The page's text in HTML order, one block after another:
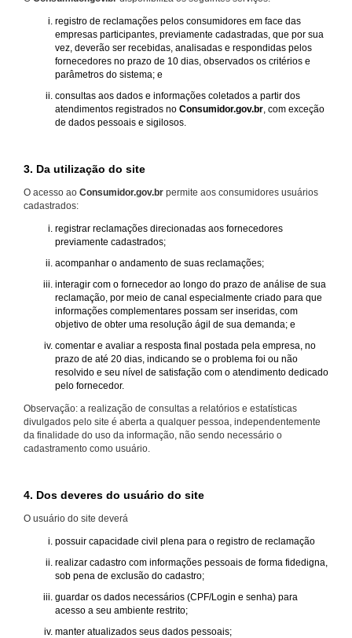
registro de reclamações pelos consumidores em face das
empresas participantes, previamente cadastradas, que por sua
vez, deverão ser recebidas, analisadas e respondidas pelos
fornecedores no prazo de 10 dias, observados os critérios e
parâmetros do sistema; e
consultas aos dados e informações coletados a partir dos
atendimentos registrados no Consumidor.gov.br , com exceção
de dados pessoais e sigilosos.
3. Da utilização do site
O acesso ao Consumidor.gov.br permite aos consumidores usuários
cadastrados:
registrar reclamações direcionadas aos fornecedores
previamente cadastrados;
acompanhar o andamento de suas reclamações;
interagir com o fornecedor ao longo do prazo de análise de sua
reclamação, por meio de canal especialmente criado para que
informações complementares possam ser inseridas, com
objetivo de obter uma resolução ágil de sua demanda; e
comentar e avaliar a resposta final postada pela empresa, no
prazo de até 20 dias, indicando se o problema foi ou não
resolvido e seu nível de satisfação com o atendimento dedicado
pelo fornecedor.
Observação: a realização de consultas a relatórios e estatísticas
divulgados pelo site é aberta a qualquer pessoa, independentemente
da finalidade do uso da informação, não sendo necessário o
cadastramento como usuário.
4. Dos deveres do usuário do site
O usuário do site deverá
possuir capacidade civil plena para o registro de reclamação
realizar cadastro com informações pessoais de forma fidedigna,
sob pena de exclusão do cadastro;
guardar os dados necessários (CPF/Login e senha) para
acesso a seu ambiente restrito;
manter atualizados seus dados pessoais;